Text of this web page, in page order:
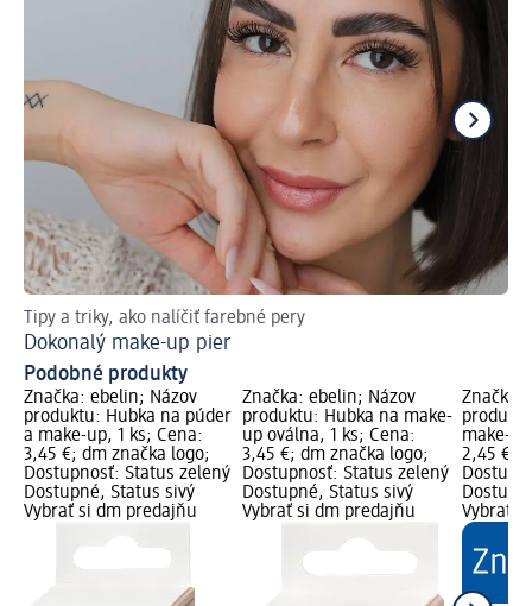
Tipy a triky, ako nalíčiť farebné pery
Dokonalý make-up pier
Podobné produkty
Značka: ebelin; Názov
produktu: Hubka na púder
a make-up, 1 ks; Cena:
3,45 €; dm značka logo;
Dostupnosť: Status zelený
Dostupné, Status sivý
Vybrať si dm predajňu
Značka: ebelin; Názov
produktu: Hubka na make-
up oválna, 1 ks; Cena:
3,45 €; dm značka logo;
Dostupnosť: Status zelený
Dostupné, Status sivý
Vybrať si dm predajňu
Značka:
make-
2,45 €;
Vybrať